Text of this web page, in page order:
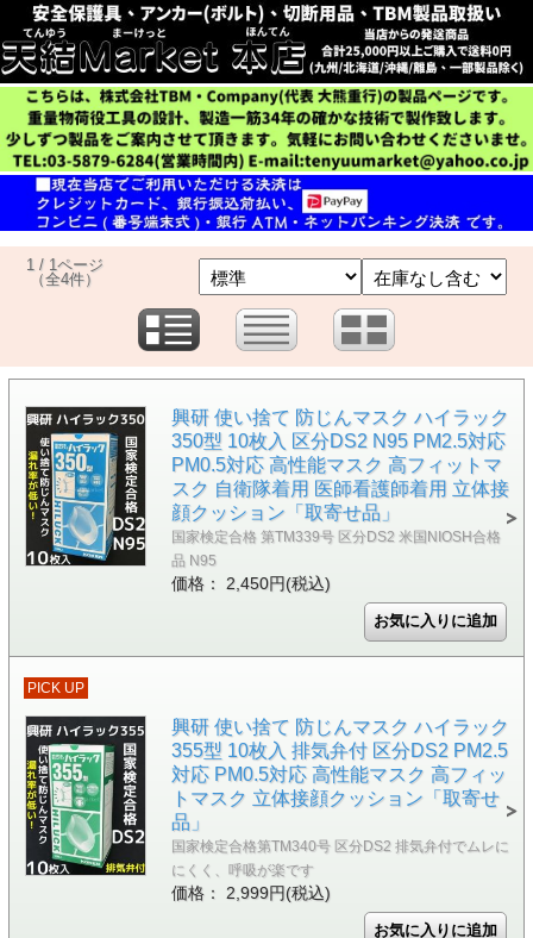
1 / 1ページ
（全4件）
興研 使い捨て 防じんマスク ハイラック
350型 10枚入 区分DS2 N95 PM2.5対応
PM0.5対応 高性能マスク 高フィットマ
スク 自衛隊着用 医師看護師着用 立体接
顔クッション「取寄せ品」
国家検定合格 第TM339号 区分DS2 米国NIOSH合格
品 N95
価格： 2,450円(税込)
PICK UP
興研 使い捨て 防じんマスク ハイラック
355型 10枚入 排気弁付 区分DS2 PM2.5
対応 PM0.5対応 高性能マスク 高フィッ
トマスク 立体接顔クッション「取寄せ
品」
国家検定合格第TM340号 区分DS2 排気弁付でムレに
にくく、呼吸が楽です
価格： 2,999円(税込)